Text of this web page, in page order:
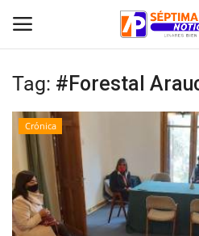
Inicio
Crónica
Policial
Tag: #Forestal
Crónica